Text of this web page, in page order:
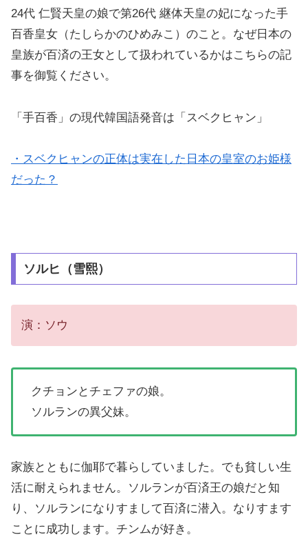
24代 仁賢天皇の娘で第26代 継体天皇の妃になった手
百香皇女（たしらかのひめみこ）のこと。なぜ日本の
皇族が百済の王女として扱われているかはこちらの記
事を御覧ください。
「手百香」の現代韓国語発音は「スベクヒャン」
・スベクヒャンの正体は実在した日本の皇室のお姫様
だった？
ソルヒ（雪熙）
演：ソウ
クチョンとチェファの娘。
ソルランの異父妹。
家族とともに伽耶で暮らしていました。でも貧しい生
活に耐えられません。ソルランが百済王の娘だと知
り、ソルランになりすまして百済に潜入。なりすます
ことに成功します。チンムが好き。